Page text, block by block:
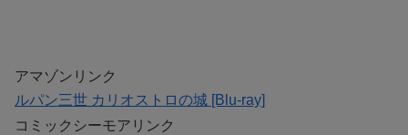
アマゾンリンク
ルパン三世 カリオストロの城 [Blu-ray]
コミックシーモアリンク